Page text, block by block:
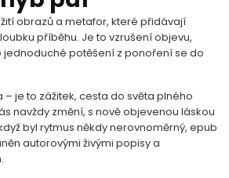
obrazů a metafor, které přidávají
příběhu. Je to vzrušení objevu,
potěšení z ponoření se do
– je to zážitek, cesta do světa plného
navždy změní, s nově objevenou láskou
byl rytmus někdy nerovnoměrný, epub
autorovými živými popisy a